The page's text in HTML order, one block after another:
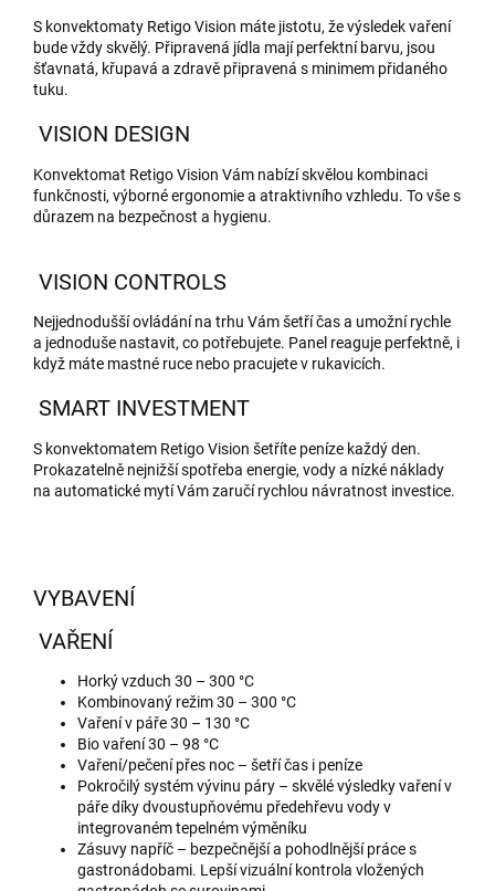
S konvektomaty Retigo Vision máte jistotu, že výsledek vaření
bude vždy skvělý. Připravená jídla mají perfektní barvu, jsou
šťavnatá, křupavá a zdravě připravená s minimem přidaného
tuku.
VISION DESIGN
Konvektomat Retigo Vision Vám nabízí skvělou kombinaci
funkčnosti, výborné ergonomie a atraktivního vzhledu. To vše s
důrazem na bezpečnost a hygienu.
VISION CONTROLS
Nejjednodušší ovládání na trhu Vám šetří čas a umožní rychle
a jednoduše nastavit, co potřebujete. Panel reaguje perfektně, i
když máte mastné ruce nebo pracujete v rukavicích.
SMART INVESTMENT
S konvektomatem Retigo Vision šetříte peníze každý den.
Prokazatelně nejnižší spotřeba energie, vody a nízké náklady
na automatické mytí Vám zaručí rychlou návratnost investice.
VYBAVENÍ
VAŘENÍ
Horký vzduch 30 – 300 °C
Kombinovaný režim 30 – 300 °C
Vaření v páře 30 – 130 °C
Bio vaření 30 – 98 °C
Vaření/pečení přes noc – šetří čas i peníze
Pokročilý systém vývinu páry – skvělé výsledky vaření v
páře díky dvoustupňovému předehřevu vody v
integrovaném tepelném výměníku
Zásuvy napříč – bezpečnější a pohodlnější práce s
gastronádobami. Lepší vizuální kontrola vložených